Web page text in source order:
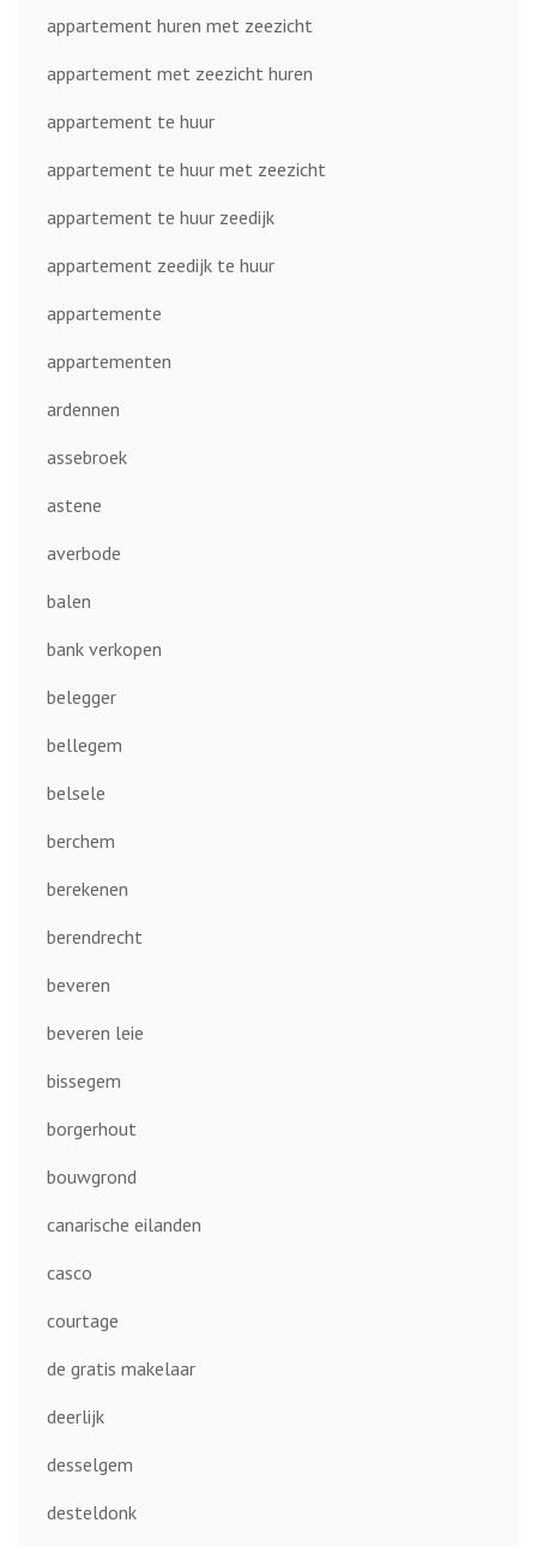
appartement huren met zeezicht
appartement met zeezicht huren
appartement te huur
appartement te huur met zeezicht
appartement te huur zeedijk
appartement zeedijk te huur
appartemente
appartementen
ardennen
assebroek
astene
averbode
balen
bank verkopen
belegger
bellegem
belsele
berchem
berekenen
berendrecht
beveren
beveren leie
bissegem
borgerhout
bouwgrond
canarische eilanden
casco
courtage
de gratis makelaar
deerlijk
desselgem
desteldonk